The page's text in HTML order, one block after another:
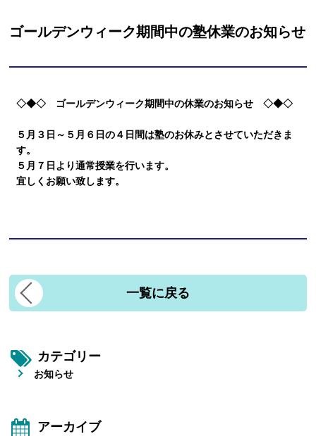
お知らせ
講師紹介
高校生
大学受験の方
ゴールデンウィーク期間中の塾休業のお知らせ
◇◆◇ ゴールデンウィーク期間中の休業のお知らせ ◇◆◇
５月３日～５月６日の４日間は塾のお休みとさせていただきま
す。
５月７日より通常授業を行います。
宜しくお願い致します。
一覧に戻る
カテゴリー
お知らせ
アーカイブ